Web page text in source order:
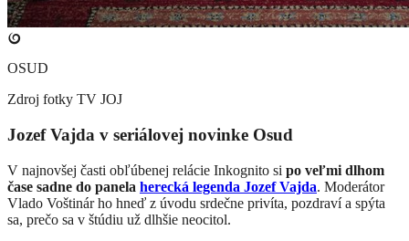
OSUD
Zdroj fotky TV JOJ
Jozef Vajda v seriálovej novinke Osud
V najnovšej časti obľúbenej relácie Inkognito si po veľmi dlhom
čase sadne do panela herecká legenda Jozef Vajda. Moderátor
Vlado Voštinár ho hneď z úvodu srdečne privíta, pozdraví a spýta
sa, prečo sa v štúdiu už dlhšie neocitol.